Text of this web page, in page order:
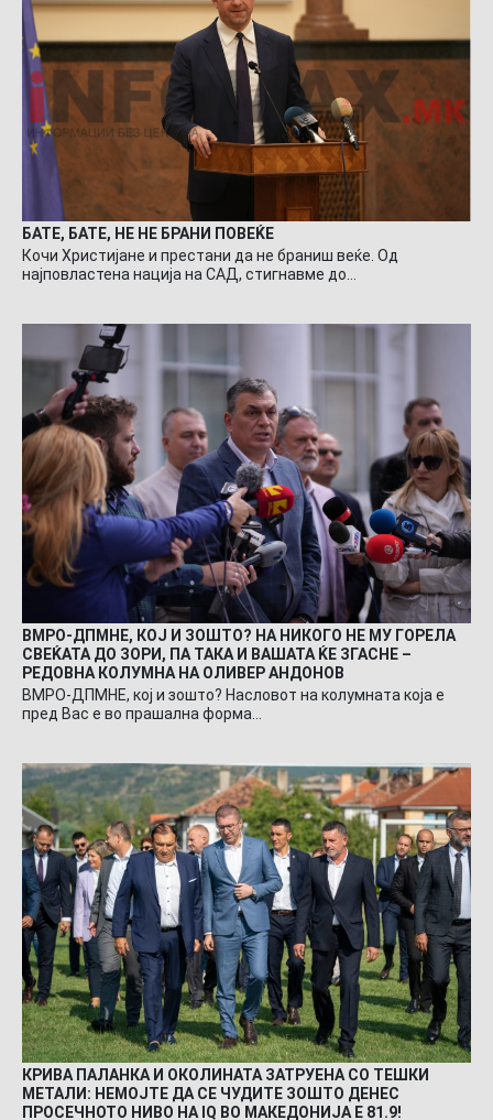
БАТЕ, БАТЕ, НЕ НЕ БРАНИ ПОВЕЌЕ
Кочи Христијане и престани да не браниш веќе. Од
најповластена нација на САД, стигнавме до…
ВМРО-ДПМНЕ, КОЈ И ЗОШТО? НА НИКОГО НЕ МУ ГОРЕЛА
СВЕЌАТА ДО ЗОРИ, ПА ТАКА И ВАШАТА ЌЕ ЗГАСНЕ –
РЕДОВНА КОЛУМНА НА ОЛИВЕР АНДОНОВ
ВМРО-ДПМНЕ, кој и зошто? Насловот на колумната која е
пред Вас е во прашална форма…
КРИВА ПАЛАНКА И ОКОЛИНАТА ЗАТРУЕНА СО ТЕШКИ
МЕТАЛИ: НЕМОЈТЕ ДА СЕ ЧУДИТЕ ЗОШТО ДЕНЕС
ПРОСЕЧНОТО НИВО НА IQ ВО МАКЕДОНИЈА Е 81.9!